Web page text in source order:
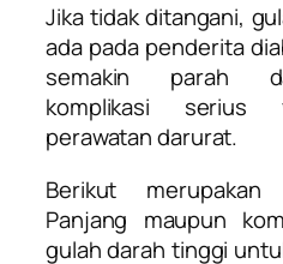
Jika tidak ditangani,
ada pada penderita
semakin parah
komplikasi serius
perawatan darurat.
Berikut merupakan
Panjang maupun
gulah darah tinggi